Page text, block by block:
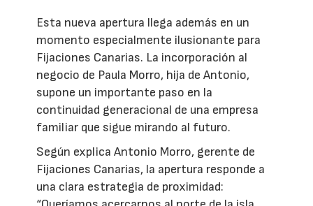
Esta nueva apertura llega además en un
momento especialmente ilusionante para
Fijaciones Canarias. La incorporación al
negocio de Paula Morro, hija de Antonio,
supone un importante paso en la
continuidad generacional de una empresa
familiar que sigue mirando al futuro.
Según explica Antonio Morro, gerente de
Fijaciones Canarias, la apertura responde a
una clara estrategia de proximidad: